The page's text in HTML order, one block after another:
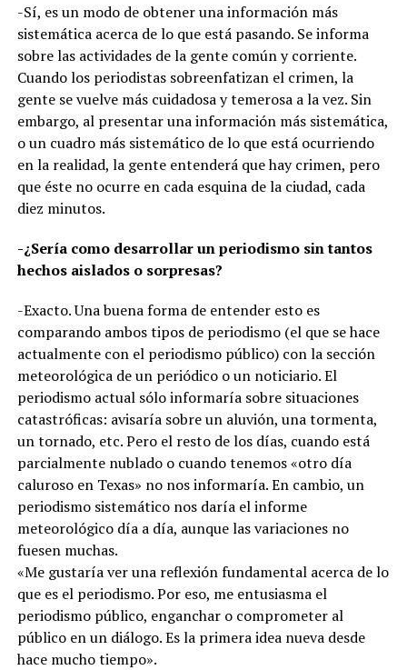
-Sí, es un modo de obtener una información más
sistemática acerca de lo que está pasando. Se informa
sobre las actividades de la gente común y corriente.
Cuando los periodistas sobreenfatizan el crimen, la
gente se vuelve más cuidadosa y temerosa a la vez. Sin
embargo, al presentar una información más sistemática,
o un cuadro más sistemático de lo que está ocurriendo
en la realidad, la gente entenderá que hay crimen, pero
que éste no ocurre en cada esquina de la ciudad, cada
diez minutos.
-¿Sería como desarrollar un periodismo sin tantos
hechos aislados o sorpresas?
-Exacto. Una buena forma de entender esto es
comparando ambos tipos de periodismo (el que se hace
actualmente con el periodismo público) con la sección
meteorológica de un periódico o un noticiario. El
periodismo actual sólo informaría sobre situaciones
catastróficas: avisaría sobre un aluvión, una tormenta,
un tornado, etc. Pero el resto de los días, cuando está
parcialmente nublado o cuando tenemos «otro día
caluroso en Texas» no nos informaría. En cambio, un
periodismo sistemático nos daría el informe
meteorológico día a día, aunque las variaciones no
fuesen muchas.
«Me gustaría ver una reflexión fundamental acerca de lo
que es el periodismo. Por eso, me entusiasma el
periodismo público, enganchar o comprometer al
público en un diálogo. Es la primera idea nueva desde
hace mucho tiempo».